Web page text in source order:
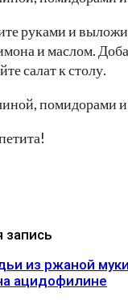
руками и
и маслом.
салат к столу.
из ржаной
ацидофилине